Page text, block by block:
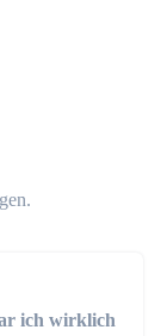
ich wirklich